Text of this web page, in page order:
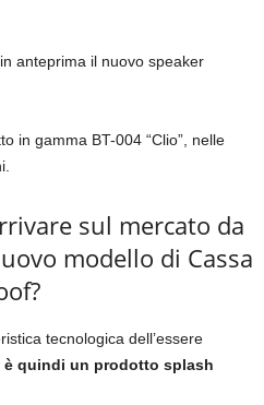
anteprima il nuovo speaker
in gamma BT-004 “Clio”, nelle
sul mercato da
modello di Cassa
tecnologica dell’essere
è quindi un prodotto splash